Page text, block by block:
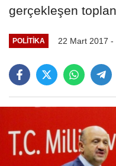
gerçekleşen
POLITIKA 22 Mart 2017 -